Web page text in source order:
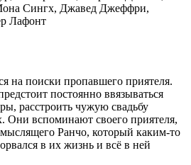
Сингх, Джавед Джеффри,
Лафонт
на поиски пропавшего приятеля.
постоянно ввязываться
расстроить чужую свадьбу
Они вспоминают своего приятеля,
Ранчо, который каким-то
в их жизнь и всё в ней